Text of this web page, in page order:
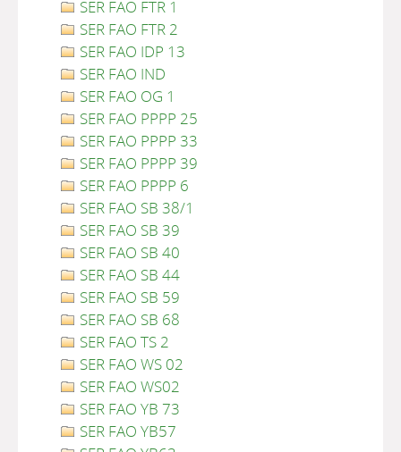
SER FAO FTR 1
SER FAO FTR 2
SER FAO IDP 13
SER FAO IND
SER FAO OG 1
SER FAO PPPP 25
SER FAO PPPP 33
SER FAO PPPP 39
SER FAO PPPP 6
SER FAO SB 38/1
SER FAO SB 39
SER FAO SB 40
SER FAO SB 44
SER FAO SB 59
SER FAO SB 68
SER FAO TS 2
SER FAO WS 02
SER FAO WS02
SER FAO YB 73
SER FAO YB57